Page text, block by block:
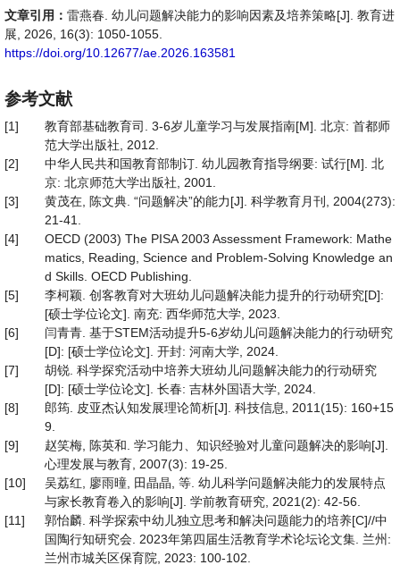
文章引用： 雷燕春. 幼儿问题解决能力的影响因素及培养策略[J]. 教育进
展, 2026, 16(3): 1050-1055.
https://doi.org/10.12677/ae.2026.163581
参考文献
[1]
教育部基础教育司. 3-6岁儿童学习与发展指南[M]. 北京: 首都师
范大学出版社, 2012.
[2]
中华人民共和国教育部制订. 幼儿园教育指导纲要: 试行[M]. 北
京: 北京师范大学出版社, 2001.
[3]
黄茂在, 陈文典. “问题解决”的能力[J]. 科学教育月刊, 2004(273):
21-41.
[4]
OECD (2003) The PISA 2003 Assessment Framework: Mathe
matics, Reading, Science and Problem-Solving Knowledge an
d Skills. OECD Publishing.
[5]
李柯颖. 创客教育对大班幼儿问题解决能力提升的行动研究[D]:
[硕士学位论文]. 南充: 西华师范大学, 2023.
[6]
闫青青. 基于STEM活动提升5-6岁幼儿问题解决能力的行动研究
[D]: [硕士学位论文]. 开封: 河南大学, 2024.
[7]
胡锐. 科学探究活动中培养大班幼儿问题解决能力的行动研究
[D]: [硕士学位论文]. 长春: 吉林外国语大学, 2024.
[8]
郎筠. 皮亚杰认知发展理论简析[J]. 科技信息, 2011(15): 160+15
9.
[9]
赵笑梅, 陈英和. 学习能力、知识经验对儿童问题解决的影响[J].
心理发展与教育, 2007(3): 19-25.
[10]
吴荔红, 廖雨曈, 田晶晶, 等. 幼儿科学问题解决能力的发展特点
与家长教育卷入的影响[J]. 学前教育研究, 2021(2): 42-56.
[11]
郭怡麟. 科学探索中幼儿独立思考和解决问题能力的培养[C]//中
国陶行知研究会. 2023年第四届生活教育学术论坛论文集. 兰州:
兰州市城关区保育院, 2023: 100-102.